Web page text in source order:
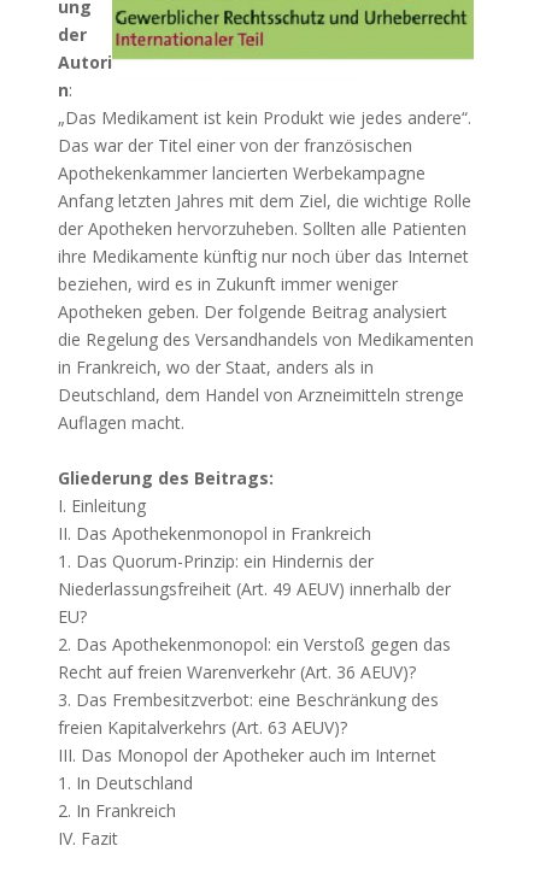
ung
der
Autori
n:
„Das Medikament ist kein Produkt wie jedes andere“.
Das war der Titel einer von der französischen
Apothekenkammer lancierten Werbekampagne
Anfang letzten Jahres mit dem Ziel, die wichtige Rolle
der Apotheken hervorzuheben. Sollten alle Patienten
ihre Medikamente künftig nur noch über das Internet
beziehen, wird es in Zukunft immer weniger
Apotheken geben. Der folgende Beitrag analysiert
die Regelung des Versandhandels von Medikamenten
in Frankreich, wo der Staat, anders als in
Deutschland, dem Handel von Arzneimitteln strenge
Auflagen macht.
Gliederung des Beitrags:
I. Einleitung
II. Das Apothekenmonopol in Frankreich
1. Das Quorum-Prinzip: ein Hindernis der
Niederlassungsfreiheit (Art. 49 AEUV) innerhalb der
EU?
2. Das Apothekenmonopol: ein Verstoß gegen das
Recht auf freien Warenverkehr (Art. 36 AEUV)?
3. Das Frembesitzverbot: eine Beschränkung des
freien Kapitalverkehrs (Art. 63 AEUV)?
III. Das Monopol der Apotheker auch im Internet
1. In Deutschland
2. In Frankreich
IV. Fazit